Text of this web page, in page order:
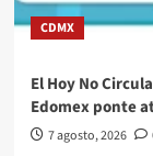
CDMX
El Hoy No
Edomex ponte
7 agosto, 2026